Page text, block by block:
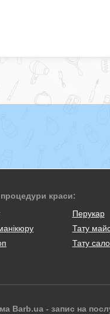
краси:
Перукар
Тату
Тату
Barb.ua - запис на